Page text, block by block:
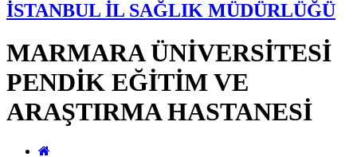
İSTANBUL İL SAĞLIK MÜDÜRLÜĞÜ
MARMARA ÜNİVERSİTESİ
PENDİK EĞİTİM VE
ARAŞTIRMA HASTANESİ